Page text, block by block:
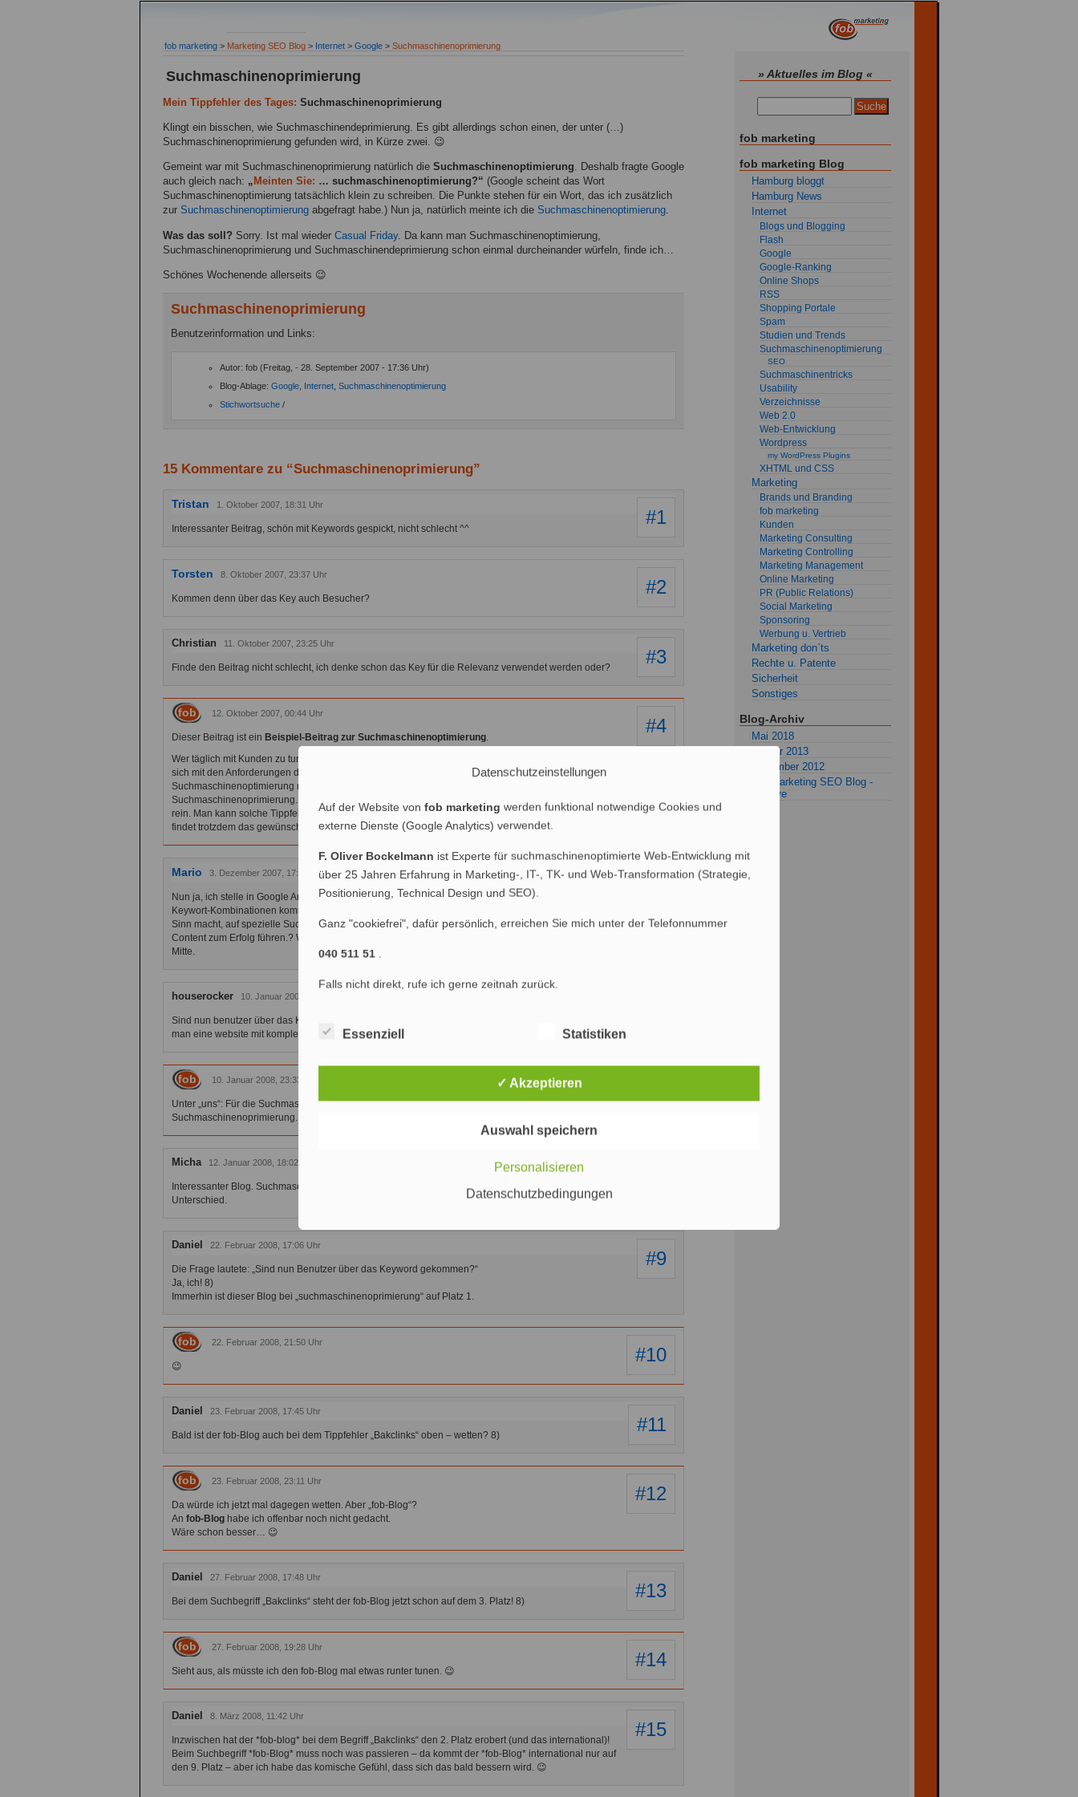
fob marketing > Marketing SEO Blog > Internet > Google > Suchmaschinenoprimierung
Suchmaschinenoprimierung
Mein Tippfehler des Tages: Suchmaschinenoprimierung
Klingt ein bisschen, wie Suchmaschinendeprimierung. Es gibt allerdings schon einen, der unter (…)
Suchmaschinenoprimierung gefunden wird, in Kürze zwei. 😉
Gemeint war mit Suchmaschinenoprimierung natürlich die Suchmaschinenoptimierung. Deshalb fragte Google
auch gleich nach: „ Meinten Sie: … suchmaschinenoptimierung?“ (Google scheint das Wort
Suchmaschinenoptimierung tatsächlich klein zu schreiben. Die Punkte stehen für ein Wort, das ich zusätzlich
zur Suchmaschinenoptimierung abgefragt habe.) Nun ja, natürlich meinte ich die Suchmaschinenoptimierung.
Was das soll? Sorry. Ist mal wieder Casual Friday. Da kann man Suchmaschinenoptimierung,
Suchmaschinenoprimierung und Suchmaschinendeprimierung schon einmal durcheinander würfeln, finde ich…
Schönes Wochenende allerseits 😉
Suchmaschinenoprimierung
Benutzerinformation und Links:
Autor: fob (Freitag, - 28. September 2007 - 17:36 Uhr)
Blog-Ablage: Google Internet Suchmaschinenoptimierung
Stichwortsuche /
15 Kommentare zu “Suchmaschinenoprimierung”
#1
Tristan 1. Oktober 2007, 18:31 Uhr
Interessanter Beitrag, schön mit Keywords gespickt, nicht schlecht ^^
#2
Torsten 8. Oktober 2007, 23:37 Uhr
Kommen denn über das Key auch Besucher?
#3
Christian 11. Oktober 2007, 23:25 Uhr
Finde den Beitrag nicht schlecht, ich denke schon das Key für die Relevanz verwendet werden oder?
#4
fob 12. Oktober 2007, 00:44 Uhr
Dieser Beitrag ist ein Beispiel-Beitrag zur Suchmaschinenoptimierung.
Wer täglich mit Kunden zu tun hat, die unter Suchmaschinendeprimierung leiden (oder litten) oder wer
sich mit den Anforderungen der Suchmaschinenoptimierung regelmäßig beschäftigt, muss bei der
Suchmaschinenoptimierung natürlich auch Tippfehler berücksichtigen, Tippfehler, wie zum Beispiel die
Suchmaschinenoprimierung. Natürlich kommt auch über Tippfehler, wie die Suchmaschinenoprimierung Traffic
rein. Man kann solche Tippfehler aber auch als Kundenservice verstehen. Wer suchet und sich dabei vertippt,
findet trotzdem das gewünschte Ziel… 😉
#5
Mario 3. Dezember 2007, 17:20 Uhr
Nun ja, ich stelle in Google Analytics immer wieder fest, dass die Besucher über die abstrusesten
Keywort-Kombinationen kommen. Daher frage ich mich zuletzt immer häufiger, ob es überhaupt noch
Sinn macht, auf spezielle Suchbegriffe zu optimieren, oder ob im Endeffekt nicht einfach die Masse an Seiten und
Content zum Erfolg führen.? Wahrscheinlich liegt die Wahrheit wie gewöhnlich wieder einmal irgendwo in der
Mitte.
houserocker 10. Januar 2008, 22:22 Uhr
Sind nun benutzer über das Keyword gekommen? Wäre mal interessant zu wissen was passiert wenn
man eine website mit komplett falsch geschriebene keys optimiert und schaut was dabei rum kommt!
fob 10. Januar 2008, 23:33 Uhr
Unter „uns“: Für die Suchmaschinenoptimierung gibt es bessere Tippfehler als
Suchmaschinenoprimierung. 😉
Micha 12. Januar 2008, 18:02 Uhr
Interessanter Blog. Suchmaschinenoptimierung oder Suchmaschinenoprimierung. Macht eh kaum einen
Unterschied.
#9
Daniel 22. Februar 2008, 17:06 Uhr
Die Frage lautete: „Sind nun Benutzer über das Keyword gekommen?“
Ja, ich! 8)
Immerhin ist dieser Blog bei „suchmaschinenoprimierung“ auf Platz 1.
#10
fob 22. Februar 2008, 21:50 Uhr
😉
#11
Daniel 23. Februar 2008, 17:45 Uhr
Bald ist der fob-Blog auch bei dem Tippfehler „Bakclinks“ oben – wetten? 8)
#12
fob 23. Februar 2008, 23:11 Uhr
Da würde ich jetzt mal dagegen wetten. Aber „fob-Blog“?
An fob-Blog habe ich offenbar noch nicht gedacht.
Wäre schon besser… 😉
#13
Daniel 27. Februar 2008, 17:48 Uhr
Bei dem Suchbegriff „Bakclinks“ steht der fob-Blog jetzt schon auf dem 3. Platz! 8)
#14
fob 27. Februar 2008, 19:28 Uhr
Sieht aus, als müsste ich den fob-Blog mal etwas runter tunen. 😉
#15
Daniel 8. März 2008, 11:42 Uhr
Inzwischen hat der *fob-blog* bei dem Begriff „Bakclinks“ den 2. Platz erobert (und das international)!
Beim Suchbegriff *fob-Blog* muss noch was passieren – da kommt der *fob-Blog* international nur auf
den 9. Platz – aber ich habe das komische Gefühl, dass sich das bald bessern wird. 😉
» Aktuelles im Blog «
fob marketing
fob marketing Blog
Hamburg bloggt
Hamburg News
Internet
Blogs und Blogging
Flash
Google
Google-Ranking
Online Shops
RSS
Shopping Portale
Spam
Studien und Trends
Suchmaschinenoptimierung
SEO
Suchmaschinentricks
Usability
Verzeichnisse
Web 2.0
Web-Entwicklung
Wordpress
my WordPress Plugins
XHTML und CSS
Marketing
Brands und Branding
fob marketing
Kunden
Marketing Consulting
Marketing Controlling
Marketing Management
Online Marketing
PR (Public Relations)
Social Marketing
Sponsoring
Werbung u. Vertrieb
Marketing don`ts
Rechte u. Patente
Sicherheit
Sonstiges
Blog-Archiv
Mai 2018
Januar 2013
Dezember 2012
alle Marketing SEO Blog -
Archive
Datenschutzeinstellungen
Auf der Website von fob marketing werden funktional notwendige Cookies und
externe Dienste (Google Analytics) verwendet.
F. Oliver Bockelmann ist Experte für suchmaschinenoptimierte Web-Entwicklung mit
über 25 Jahren Erfahrung in Marketing-, IT-, TK- und Web-Transformation (Strategie,
Positionierung, Technical Design und SEO).
Ganz "cookiefrei", dafür persönlich, erreichen Sie mich unter der Telefonnummer
040 511 51
Falls nicht direkt, rufe ich gerne zeitnah zurück.
Essenziell Statistiken
✓ Akzeptieren
Auswahl speichern
Personalisieren
Datenschutzbedingungen